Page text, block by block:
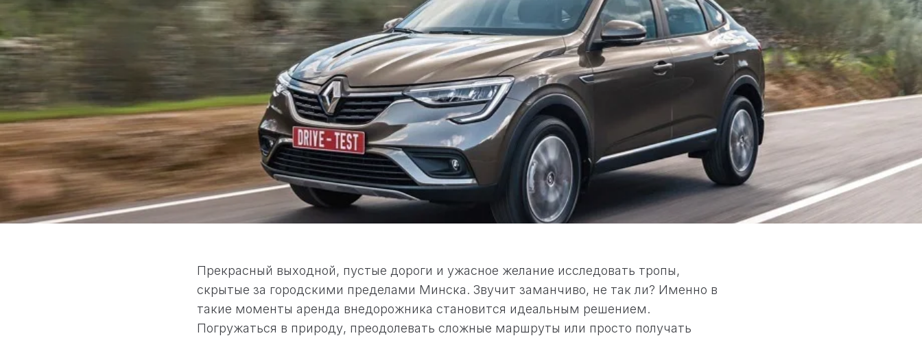
Прекрасный выходной, пустые дороги и ужасное желание исследовать тропы,
скрытые за городскими пределами Минска. Звучит заманчиво, не так ли? Именно в
такие моменты аренда внедорожника становится идеальным решением.
Погружаться в природу, преодолевать сложные маршруты или просто получать